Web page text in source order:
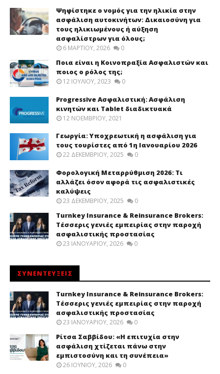
Ψηφίστηκε ο νομός για την ηλικία στην
ασφάλιση αυτοκινήτων: Δικαιοσύνη για
τους ηλικιωμένους ή αύξηση
ασφαλίστρων για όλους;
6 ΜΑΡΤΊΟΥ, 2026 0
Ποια είναι η Κοινοπραξία Ασφαλιστών και
ποιος ο ρόλος της;
12 ΙΟΥΛΊΟΥ, 2023 0
Progressive Ασφαλιστική: Ασφάλιση
κινητών και Tablet διαδικτυακά
12 ΝΟΕΜΒΡΊΟΥ, 2021
Γεωργία: Υποχρεωτική η ασφάλιση για
τους τουρίστες από 1η Ιανουαρίου 2026
22 ΔΕΚΕΜΒΡΊΟΥ, 2025 0
Φορολογική Μεταρρύθμιση 2026: Τι
αλλάζει όσον αφορά τις ασφαλιστικές
καλύψεις
23 ΔΕΚΕΜΒΡΊΟΥ, 2025 0
Turnkey Insurance & Reinsurance Brokers:
Τέσσερις γενιές εμπειρίας στην παροχή
ασφαλιστικής προστασίας
23 ΙΑΝΟΥΑΡΊΟΥ, 2026 0
ΣΥΝΕΝΤΕΥΞΕΙΣ
Turnkey Insurance & Reinsurance Brokers:
Τέσσερις γενιές εμπειρίας στην παροχή
ασφαλιστικής προστασίας
23 ΙΑΝΟΥΑΡΊΟΥ, 2026 0
Ρίτσα Σαββίδου: «Η επιτυχία στην
ασφάλιση χτίζεται πάνω στην
εμπιστοσύνη και τη συνέπεια»
26 ΙΟΥΝΊΟΥ, 2026 0